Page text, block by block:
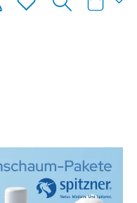
Warenkorb